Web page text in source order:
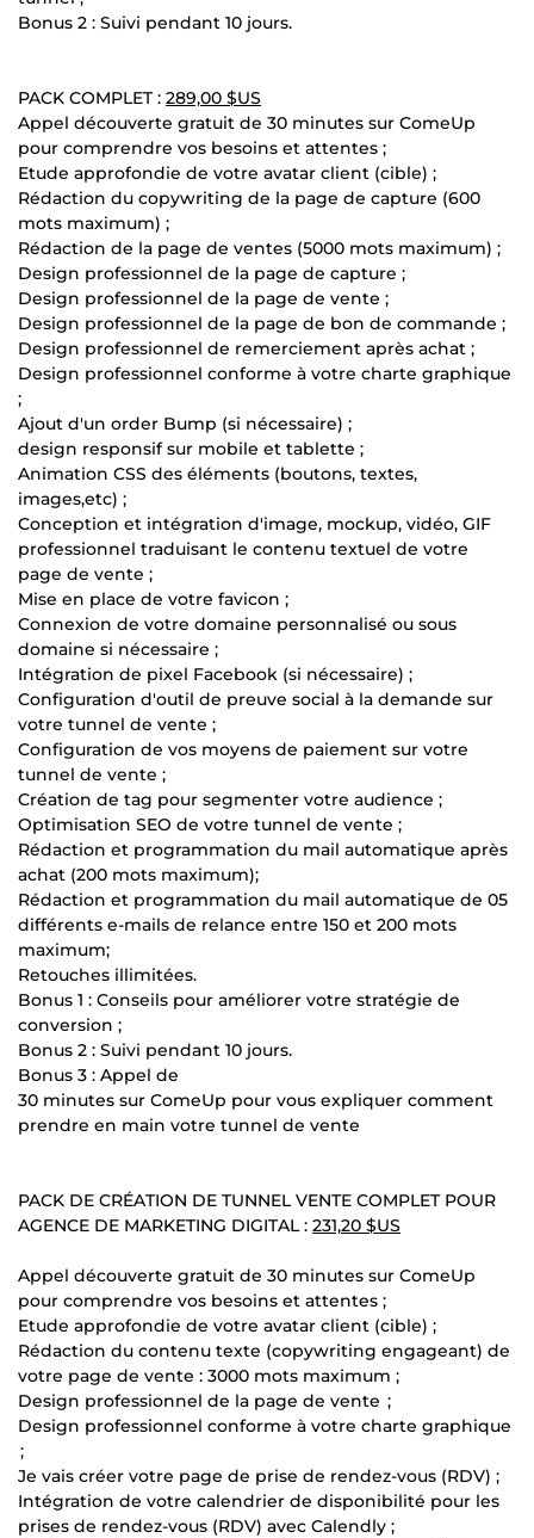
Bonus 2 : Suivi pendant 10 jours.
PACK COMPLET : 289,00 $US
Appel découverte gratuit de 30 minutes sur ComeUp
pour comprendre vos besoins et attentes ;
Etude approfondie de votre avatar client (cible) ;
Rédaction du copywriting de la page de capture (600
mots maximum) ;
Rédaction de la page de ventes (5000 mots maximum) ;
Design professionnel de la page de capture ;
Design professionnel de la page de vente ;
Design professionnel de la page de bon de commande ;
Design professionnel de remerciement après achat ;
Design professionnel conforme à votre charte graphique
;
Ajout d'un order Bump (si nécessaire) ;
design responsif sur mobile et tablette ;
Animation CSS des éléments (boutons, textes,
images,etc) ;
Conception et intégration d'image, mockup, vidéo, GIF
professionnel traduisant le contenu textuel de votre
page de vente ;
Mise en place de votre favicon ;
Connexion de votre domaine personnalisé ou sous
domaine si nécessaire ;
Intégration de pixel Facebook (si nécessaire) ;
Configuration d'outil de preuve social à la demande sur
votre tunnel de vente ;
Configuration de vos moyens de paiement sur votre
tunnel de vente ;
Création de tag pour segmenter votre audience ;
Optimisation SEO de votre tunnel de vente ;
Rédaction et programmation du mail automatique après
achat (200 mots maximum);
Rédaction et programmation du mail automatique de 05
différents e-mails de relance entre 150 et 200 mots
maximum;
Retouches illimitées.
Bonus 1 : Conseils pour améliorer votre stratégie de
conversion ;
Bonus 2 : Suivi pendant 10 jours.
Bonus 3 : Appel de
30 minutes sur ComeUp pour vous expliquer comment
prendre en main votre tunnel de vente
PACK DE CRÉATION DE TUNNEL VENTE COMPLET POUR
AGENCE DE MARKETING DIGITAL : 231,20 $US
Appel découverte gratuit de 30 minutes sur ComeUp
pour comprendre vos besoins et attentes ;
Etude approfondie de votre avatar client (cible) ;
Rédaction du contenu texte (copywriting engageant) de
votre page de vente : 3000 mots maximum ;
Design professionnel de la page de vente ;
Design professionnel conforme à votre charte graphique
;
Je vais créer votre page de prise de rendez-vous (RDV) ;
Intégration de votre calendrier de disponibilité pour les
prises de rendez-vous (RDV) avec Calendly ;